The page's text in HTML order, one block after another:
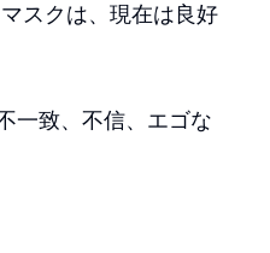
スクは、現在は良好
一致、不信、エゴな